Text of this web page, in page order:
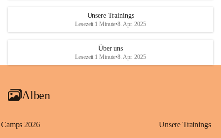
Unsere Trainings
Lesezeit 1 Minute•8. Apr. 2025
Über uns
Lesezeit 1 Minute•8. Apr. 2025
Alben
Camps 2026 Unsere Trainings